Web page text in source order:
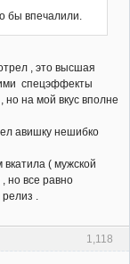
бы впечалили.
, это высшая
спецэффекты
на мой вкус вполне
авишку нешибко
вкатила ( мужской
но все равно
.
1,118